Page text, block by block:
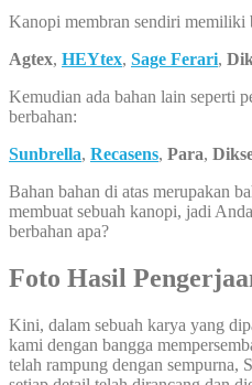
Kanopi membran sendiri memiliki
Agtex, HEYtex, Sage Ferari,
Kemudian ada bahan lain seperti
berbahan:
Sunbrella, Recasens, Para,
Bahan bahan di atas merupakan
membuat sebuah kanopi, jadi
berbahan apa?
Foto Hasil
Kini, dalam sebuah karya yang
kami dengan bangga
telah rampung dengan sempurna,